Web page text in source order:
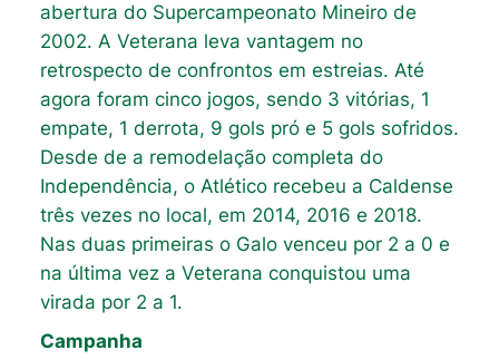
abertura do Supercampeonato Mineiro de
2002. A Veterana leva vantagem no
retrospecto de confrontos em estreias. Até
agora foram cinco jogos, sendo 3 vitórias, 1
empate, 1 derrota, 9 gols pró e 5 gols sofridos.
Desde de a remodelação completa do
Independência, o Atlético recebeu a Caldense
três vezes no local, em 2014, 2016 e 2018.
Nas duas primeiras o Galo venceu por 2 a 0 e
na última vez a Veterana conquistou uma
virada por 2 a 1.
Campanha